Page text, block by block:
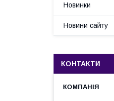
Новинки
Новини сайту
КОНТАКТИ